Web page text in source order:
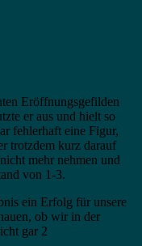
Eröffnungsgefilden
er aus und hielt so
fehlerhaft eine Figur,
trotzdem kurz darauf
mehr nehmen und
von 1-3.
ein Erfolg für unsere
ob wir in der
gar 2